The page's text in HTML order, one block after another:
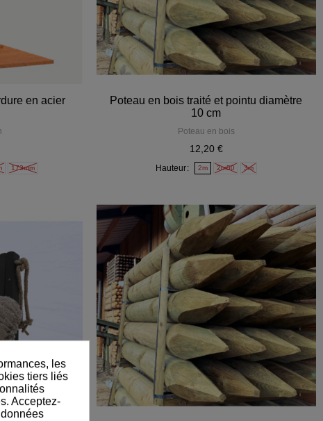
en acier
173mm
Poteau en bois traité et pointu diamètre
10 cm
Poteau en bois
12,20 €
Hauteur 2m 2m50 3m
les
tiers liés
Acceptez-